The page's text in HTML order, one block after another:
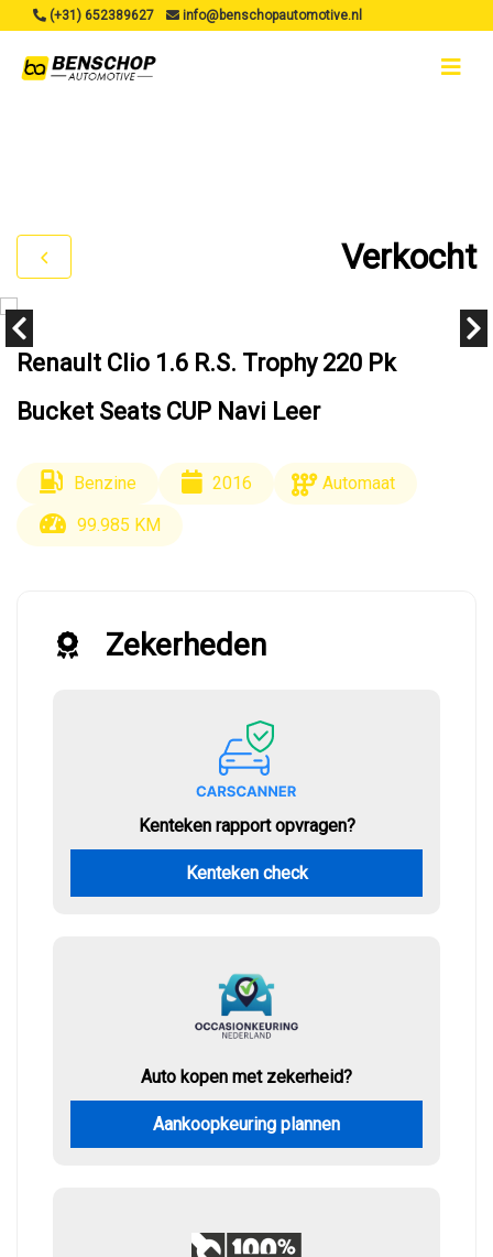
(+31) 652389627 info@benschopautomotive.nl
Verkocht
Renault Clio 1.6 R.S. Trophy 220 Pk
Bucket Seats CUP Navi Leer
Benzine 2016
Automaat
99.985 KM
Zekerheden
Kenteken rapport opvragen?
Kenteken check
Auto kopen met zekerheid?
Aankoopkeuring plannen